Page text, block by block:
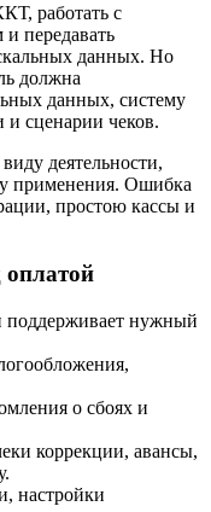
работать с
передавать
данных. Но
должна
данных, систему
и сценарии чеков.
деятельности,
применения. Ошибка
простою кассы и
поддерживает нужный
о сбоях и
коррекции, авансы,
настройки